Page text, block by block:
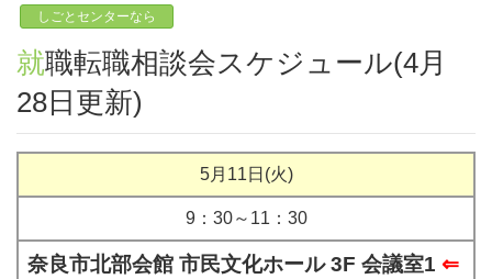
しごとセンターなら
就職転職相談会スケジュール(4月
28日更新)
5月11日(火)
9：30～11：30
奈良市北部会館 市民文化ホール 3F 会議室1 ⇐